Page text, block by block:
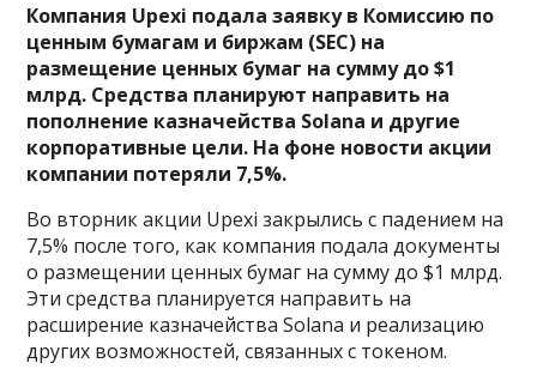
Компания Upexi подала заявку в Комиссию по
ценным бумагам и биржам (SEC) на
размещение ценных бумаг на сумму до $1
млрд. Средства планируют направить на
пополнение казначейства Solana и другие
корпоративные цели. На фоне новости акции
компании потеряли 7,5%.
Во вторник акции Upexi закрылись с падением на
7,5% после того, как компания подала документы
о размещении ценных бумаг на сумму до $1 млрд.
Эти средства планируется направить на
расширение казначейства Solana и реализацию
других возможностей, связанных с токеном.